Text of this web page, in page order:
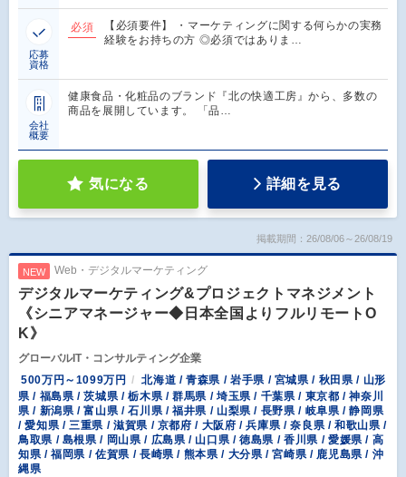
応募
資格
必須
【必須要件】 ・マーケティングに関する何らかの実務
経験をお持ちの方 ◎必須ではありま…
会社
概要
健康食品・化粧品のブランド『北の快適工房』から、多数の
商品を展開しています。 「品…
気になる 詳細を見る
掲載期間：26/08/06～26/08/19
NEW Web・デジタルマーケティング
デジタルマーケティング&プロジェクトマネジメント
《シニアマネージャー◆日本全国よりフルリモートO
K》
グローバルIT・コンサルティング企業
500万円～1099万円
北海道 / 青森県 / 岩手県 / 宮城県 / 秋田県 / 山形
県 / 福島県 / 茨城県 / 栃木県 / 群馬県 / 埼玉県 / 千葉県 / 東京都 / 神奈川
県 / 新潟県 / 富山県 / 石川県 / 福井県 / 山梨県 / 長野県 / 岐阜県 / 静岡県
/ 愛知県 / 三重県 / 滋賀県 / 京都府 / 大阪府 / 兵庫県 / 奈良県 / 和歌山県 /
鳥取県 / 島根県 / 岡山県 / 広島県 / 山口県 / 徳島県 / 香川県 / 愛媛県 / 高
知県 / 福岡県 / 佐賀県 / 長崎県 / 熊本県 / 大分県 / 宮崎県 / 鹿児島県 / 沖
縄県